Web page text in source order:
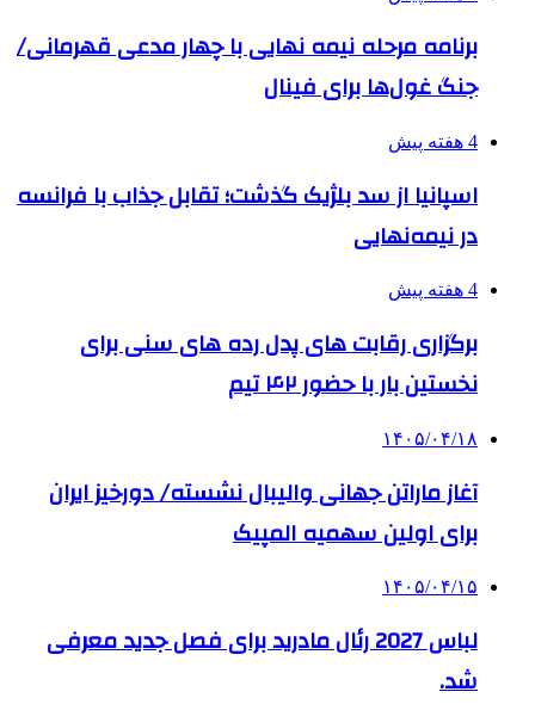
برنامه مرحله نیمه نهایی با چهار مدعی قهرمانی/
جنگ غول‌ها برای فینال
4 هفته پیش
اسپانیا از سد بلژیک گذشت؛ تقابل جذاب با فرانسه
در نیمه‌نهایی
4 هفته پیش
برگزاری رقابت های پدل رده های سنی برای
نخستین بار با حضور ۴۲ تیم
۱۴۰۵/۰۴/۱۸
آغاز ماراتن جهانی والیبال نشسته/ دورخیز ایران
برای اولین سهمیه المپیک
۱۴۰۵/۰۴/۱۵
لباس 2027 رئال مادرید برای فصل جدید معرفی
شد.